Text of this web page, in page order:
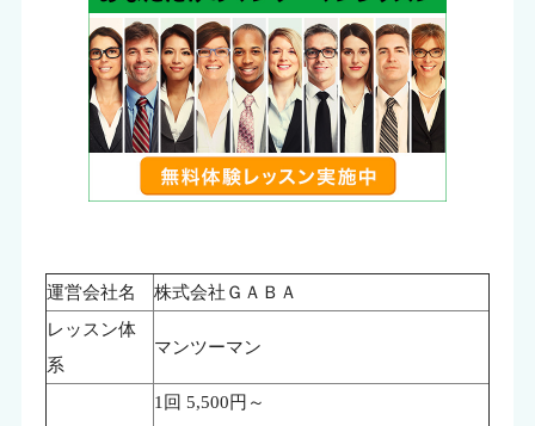
運営会社名
株式会社ＧＡＢＡ
レッスン体
系
マンツーマン
1回 5,500円～